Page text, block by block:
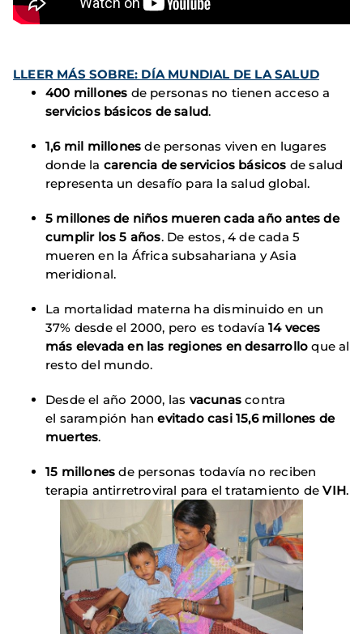
LLEER MÁS SOBRE: DÍA MUNDIAL DE LA SALUD
400 millones de personas no tienen acceso a
servicios básicos de salud.
1,6 mil millones de personas viven en lugares
donde la carencia de servicios básicos de salud
representa un desafío para la salud global.
5 millones de niños mueren cada año antes de
cumplir los 5 años. De estos, 4 de cada 5
mueren en la África subsahariana y Asia
meridional.
La mortalidad materna ha disminuido en un
37% desde el 2000, pero es todavía 14 veces
más elevada en las regiones en desarrollo que al
resto del mundo.
Desde el año 2000, las vacunas contra
el sarampión hanevitado casi 15,6 millones de
muertes.
15 millones de personas todavía no reciben
terapia antirretroviral para el tratamiento deVIH.